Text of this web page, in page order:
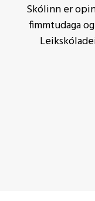
Skólinn er
fimmtudaga